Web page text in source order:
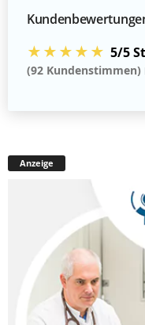
★★★★★ 5/5
(92 Kundenstimmen)
Anzeige